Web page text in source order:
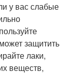
у вас слабые
защитить
лаки,
веществ,